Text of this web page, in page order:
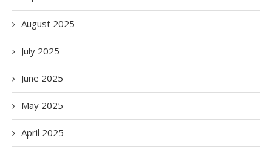
August 2025
July 2025
June 2025
May 2025
April 2025